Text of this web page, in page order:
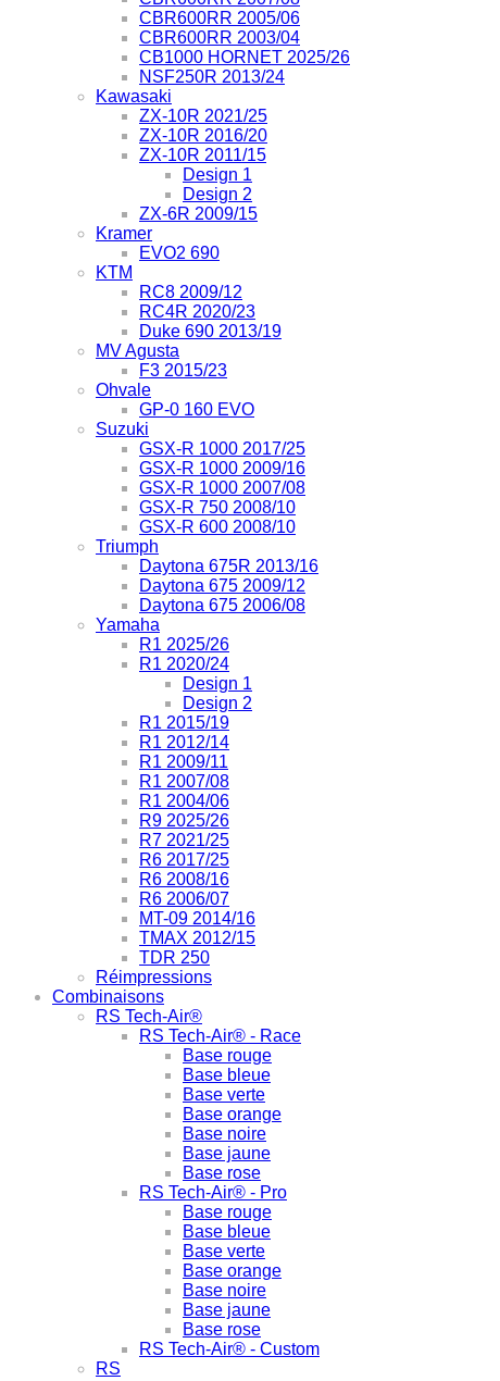
CBR600RR 2005/06
CBR600RR 2003/04
CB1000 HORNET 2025/26
NSF250R 2013/24
Kawasaki
ZX-10R 2021/25
ZX-10R 2016/20
ZX-10R 2011/15
Design 1
Design 2
ZX-6R 2009/15
Kramer
EVO2 690
KTM
RC8 2009/12
RC4R 2020/23
Duke 690 2013/19
MV Agusta
F3 2015/23
Ohvale
GP-0 160 EVO
Suzuki
GSX-R 1000 2017/25
GSX-R 1000 2009/16
GSX-R 1000 2007/08
GSX-R 750 2008/10
GSX-R 600 2008/10
Triumph
Daytona 675R 2013/16
Daytona 675 2009/12
Daytona 675 2006/08
Yamaha
R1 2025/26
R1 2020/24
Design 1
Design 2
R1 2015/19
R1 2012/14
R1 2009/11
R1 2007/08
R1 2004/06
R9 2025/26
R7 2021/25
R6 2017/25
R6 2008/16
R6 2006/07
MT-09 2014/16
TMAX 2012/15
TDR 250
Réimpressions
Combinaisons
RS Tech-Air®
RS Tech-Air® - Race
Base rouge
Base bleue
Base verte
Base orange
Base noire
Base jaune
Base rose
RS Tech-Air® - Pro
Base rouge
Base bleue
Base verte
Base orange
Base noire
Base jaune
Base rose
RS Tech-Air® - Custom
RS